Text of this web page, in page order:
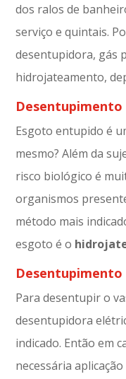
dos ralos de
serviço e quintais.
desentupidora, gás
hidrojateamento,
Esgoto entupido é
mesmo? Além da
risco biológico é
organismos
método mais
esgoto é o
Desentupimento
Para desentupir o
desentupidora
indicado. Então em
necessária